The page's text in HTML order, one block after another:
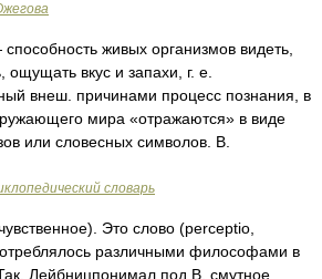
живых организмов видеть,
ощущать вкус и запахи, г. е.
внеш. причинами процесс познания, в
мира «отражаются» в виде
или словесных символов. В.
словарь
Это слово (perceptio,
различными философами в
Лейбницпонимал под В. смутное